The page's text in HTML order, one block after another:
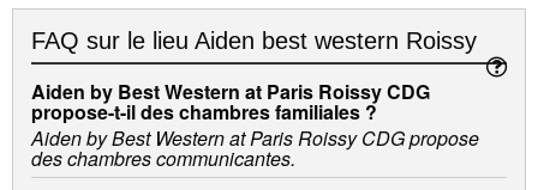
FAQ sur le lieu Aiden best western Roissy
Aiden by Best Western at Paris Roissy CDG
propose-t-il des chambres familiales ?
Aiden by Best Western at Paris Roissy CDG propose
des chambres communicantes.